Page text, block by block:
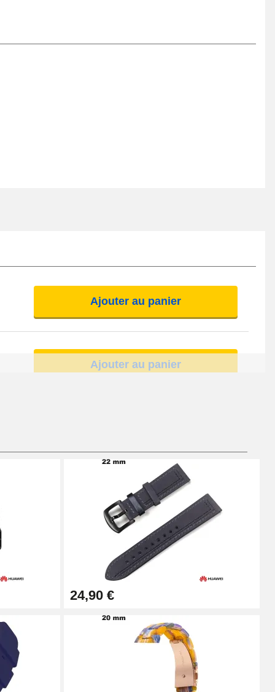
Ajouter au panier
Ajouter au panier
Ajouter au panier
Ajouter au panier
Ajouter au panier
24,90 €